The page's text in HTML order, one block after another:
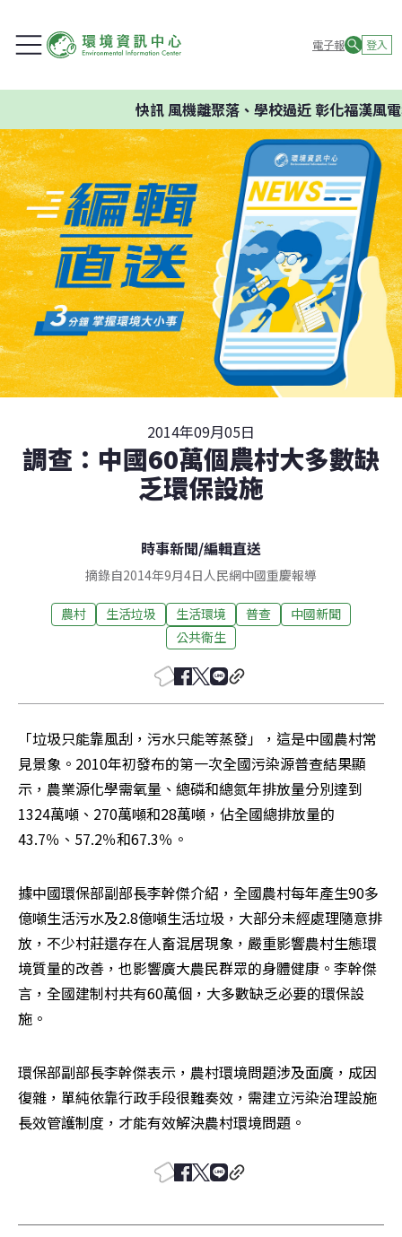
電子報 登入
快訊風機離聚落、學校過近 彰化福漢風電
2014年09月05日
調查：中國60萬個農村大多數缺
乏環保設施
時事新聞/編輯直送
摘錄自2014年9月4日人民網中國重慶報導
農村 生活垃圾 生活環境 普查
中國新聞
公共衛生
「垃圾只能靠風刮，污水只能等蒸發」，這是中國農村常
見景象。2010年初發布的第一次全國污染源普查結果顯
示，農業源化學需氧量、總磷和總氮年排放量分別達到
1324萬噸、270萬噸和28萬噸，佔全國總排放量的
43.7％、57.2％和67.3％。
據中國環保部副部長李幹傑介紹，全國農村每年產生90多
億噸生活污水及2.8億噸生活垃圾，大部分未經處理隨意排
放，不少村莊還存在人畜混居現象，嚴重影響農村生態環
境質量的改善，也影響廣大農民群眾的身體健康。李幹傑
言，全國建制村共有60萬個，大多數缺乏必要的環保設
施。
環保部副部長李幹傑表示，農村環境問題涉及面廣，成因
復雜，單純依靠行政手段很難奏效，需建立污染治理設施
長效管護制度，才能有效解決農村環境問題。